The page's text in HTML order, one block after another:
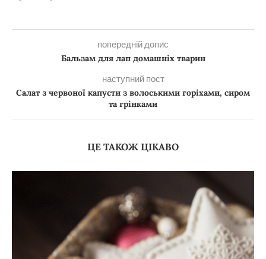
попередній допис
Бальзам для лап домашніх тварин
наступний пост
Салат з червоної капусти з волоськими горіхами, сиром
та грінками
ЦЕ ТАКОЖ ЦІКАВО